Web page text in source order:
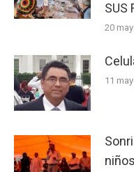
SUS
20
11